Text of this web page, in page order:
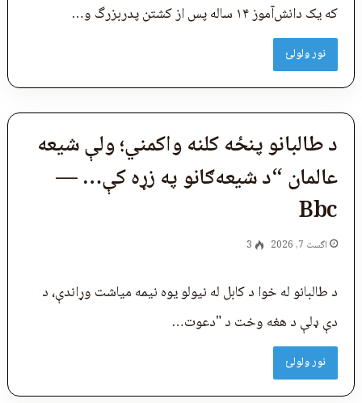
که یک دانش‌آموز ۱۴ ساله پس از کشتن پدربزرگ و…
نور ولولئ
د طالبانو پنځه کلنه واکمني؛ ولې شیعه
عالمان “د شیعه‌ګانو په زړه کې… —
Bbc
اگست 7, 2026 3
د طالبانو له خوا د کابل له نیولو یوه نیمه میاشت وړاندې، د
دې ډلې د هغه وخت د "دعوت…
نور ولولئ